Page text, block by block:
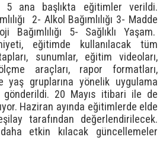
5 ana başlıkta eğitimler verildi.
2- Alkol Bağımlılığı 3- Madde
Bağımlılığı 5- Sağlıklı Yaşam.
eğitimde kullanılacak tüm
sunumlar, eğitim videoları,
araçları, rapor formatları,
gruplarına yönelik uygulama
gönderildi. 20 Mayıs itibari ile de
Haziran ayında eğitimlerde elde
tarafından değerlendirilecek.
daha etkin kılacak güncellemeler